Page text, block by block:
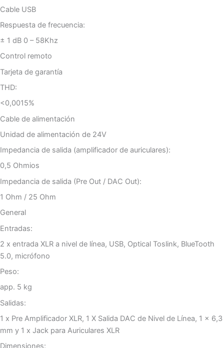
Cable USB
Respuesta de frecuencia:
± 1 dB 0 – 58Khz
Control remoto
Tarjeta de garantía
THD:
<0,0015%
Cable de alimentación
Unidad de alimentación de 24V
Impedancia de salida (amplificador de auriculares):
0,5 Ohmios
Impedancia de salida (Pre Out / DAC Out):
1 Ohm / 25 Ohm
General
Entradas:
2 x entrada XLR a nivel de línea, USB, Optical Toslink, BlueTooth
5.0, micrófono
Peso:
app. 5 kg
Salidas:
1 x Pre Amplificador XLR, 1 X Salida DAC de Nivel de Línea, 1 x 6,3
mm y 1 x Jack para Auriculares XLR
Dimensiones: